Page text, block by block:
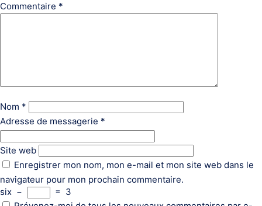
Commentaire *
Nom *
Adresse de messagerie *
Site web
Enregistrer mon nom, mon e-mail et mon site web dans le
navigateur pour mon prochain commentaire.
six − = 3